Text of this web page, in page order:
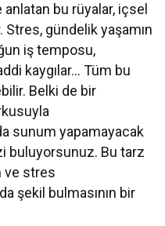
bu rüyalar, içsel
Stres, gündelik yaşamın
iş temposu,
kaygılar… Tüm bu
Belki de bir
sunum yapamayacak
buluyorsunuz. Bu tarz
ve stres
şekil bulmasının bir